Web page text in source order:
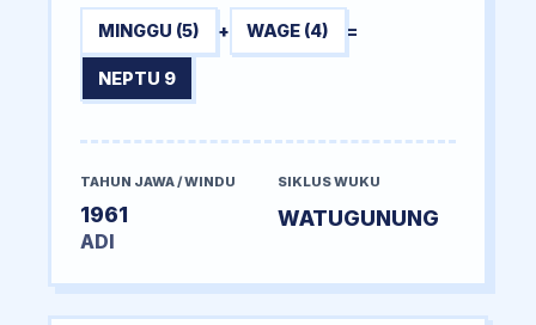
MINGGU (5) + WAGE (4) =
NEPTU 9
TAHUN JAWA / WINDU
1961
ADI
SIKLUS WUKU
WATUGUNUNG